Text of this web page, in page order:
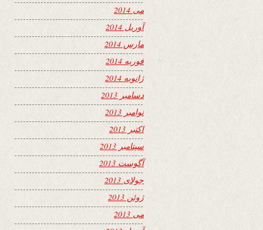
می 2014
آوریل 2014
مارس 2014
فوریه 2014
ژانویه 2014
دسامبر 2013
نوامبر 2013
اکتبر 2013
سپتامبر 2013
آگوست 2013
جولای 2013
ژوئن 2013
می 2013